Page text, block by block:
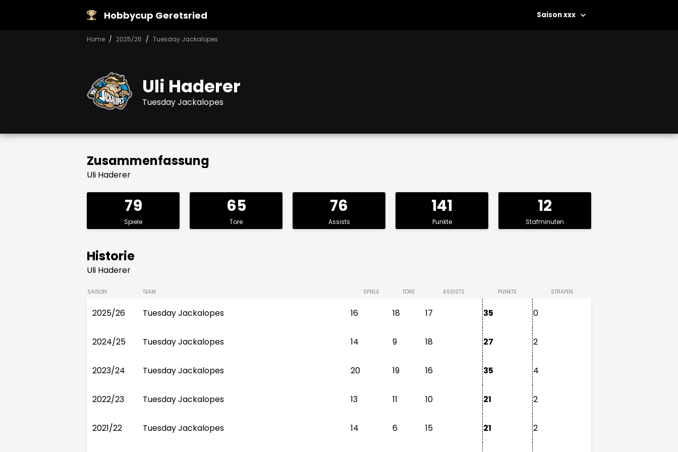
Hobbycup Geretsried xxx
Home 2025/26 Tuesday Jackalopes
Uli Haderer
Tuesday Jackalopes
Zusammenfassung
Uli Haderer
79
Spiele
65
Tore
76
Assists
141
Punkte
12
Stafminuten
Historie
Uli Haderer
SAISON TEAM SPIELE TORE ASSISTS PUNKTE STRAFEN
2025/26 Tuesday Jackalopes 16 18 17 35 0
2024/25 Tuesday Jackalopes 14 9 18 27 2
2023/24 Tuesday Jackalopes 20 19 16 35 4
2022/23 Tuesday Jackalopes 13 11 10 21 2
2021/22 Tuesday Jackalopes 14 6 15 21 2